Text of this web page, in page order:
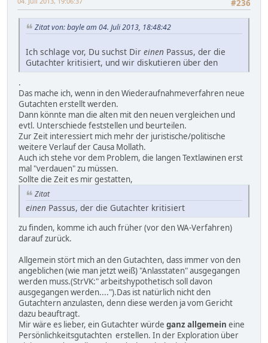
#236
Zitat von: bayle am 04. Juli 2013, 18:48:42
Ich schlage vor, Du suchst Dir einen Passus, der die
Gutachter kritisiert, und wir diskutieren über den
.
Das mache ich, wenn in den Wiederaufnahmeverfahren neue
Gutachten erstellt werden.
Dann könnte man die alten mit den neuen vergleichen und
evtl. Unterschiede feststellen und beurteilen.
Zur Zeit interessiert mich mehr der juristische/politische
weitere Verlauf der Causa Mollath.
Auch ich stehe vor dem Problem, die langen Textlawinen erst
mal "verdauen" zu müssen.
Sollte die Zeit es mir gestatten,
Zitat
einen Passus, der die Gutachter kritisiert
zu finden, komme ich auch früher (vor den WA-Verfahren)
darauf zurück.
Allgemein stört mich an den Gutachten, dass immer von den
angeblichen (wie man jetzt weiß) "Anlasstaten" ausgegangen
werden muss.(StrVK:" arbeitshypothetisch soll davon
ausgegangen werden....").Das ist natürlich nicht den
Gutachtern anzulasten, denn diese werden ja vom Gericht
dazu beauftragt.
Mir wäre es lieber, ein Gutachter würde ganz allgemein eine
Persönlichkeitsgutachten erstellen. In der Exploration über